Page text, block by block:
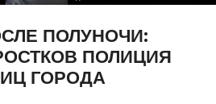
ПОЛУНОЧИ:
ПОЛИЦИЯ
ГОРОДА